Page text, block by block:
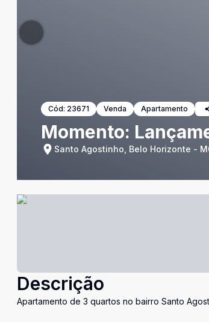
Cód: 23671 Venda Apartamento
Momento:
Santo Agostinho, Belo Horizonte -
Descrição
Apartamento de 3 quartos no bairro Santo